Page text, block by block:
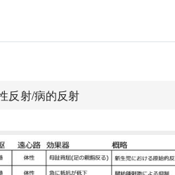
反射/病的反射